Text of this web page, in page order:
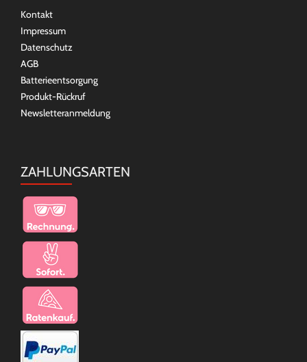
Kontakt
Impressum
Datenschutz
AGB
Batterieentsorgung
Produkt-Rückruf
Newsletteranmeldung
ZAHLUNGSARTEN